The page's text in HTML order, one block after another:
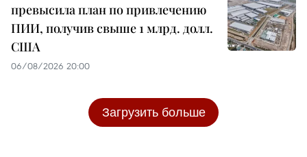
превысила план по привлечению
ПИИ, получив свыше 1 млрд. долл.
США
06/08/2026 20:00
Загрузить больше